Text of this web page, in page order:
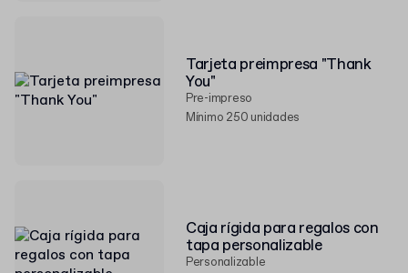
Tarjeta preimpresa "Thank
You"
Pre-impreso
Mínimo 250 unidades
Caja rígida para regalos con
tapa personalizable
Personalizable